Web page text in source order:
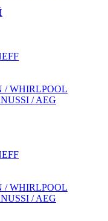
/ WHIRLPOOL
/ AEG
/ WHIRLPOOL
/ AEG